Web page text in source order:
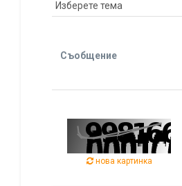
Съобщение
нова картинка